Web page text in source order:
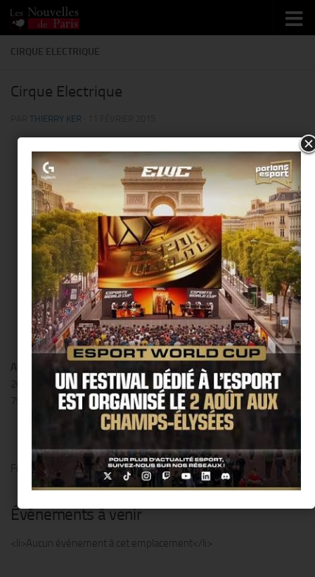
Skip to content
CIRQUE ELECTRIQUE
Cirque Electrique
THIERRY KER
Cirque Electrique
20 place du Maquis du Vercors - 75020 Paris
Événements
This page can't load Google Maps correctly.
Do you own this website? OK
Adresse
20 place du Maquis du Vercors
75020 Paris
France
Événements à venir
<li>Aucun événement à cet emplacement</li>